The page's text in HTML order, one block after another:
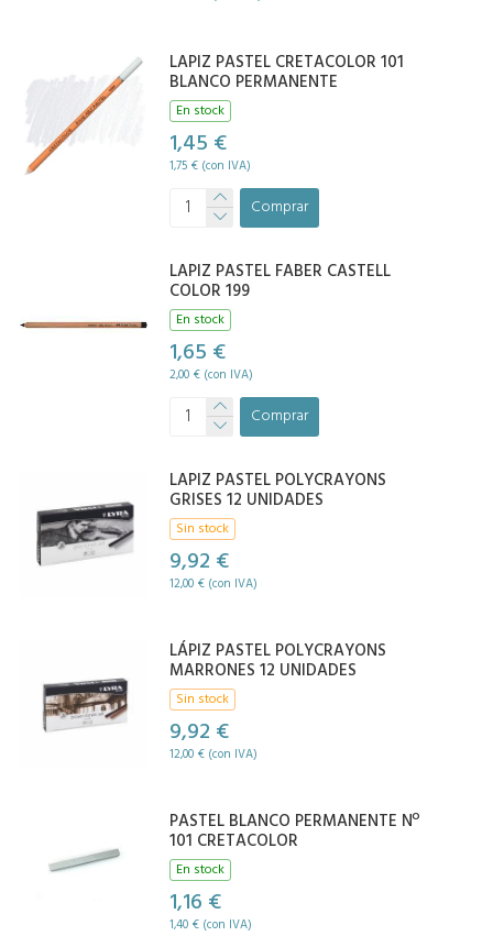
LAPIZ PASTEL CRETACOLOR 101
BLANCO PERMANENTE
En stock
1,45 €
1,75 € (con IVA)
Comprar
LAPIZ PASTEL FABER CASTELL
COLOR 199
En stock
1,65 €
2,00 € (con IVA)
Comprar
LAPIZ PASTEL POLYCRAYONS
GRISES 12 UNIDADES
Sin stock
9,92 €
12,00 € (con IVA)
LÁPIZ PASTEL POLYCRAYONS
MARRONES 12 UNIDADES
Sin stock
9,92 €
12,00 € (con IVA)
PASTEL BLANCO PERMANENTE Nº
101 CRETACOLOR
En stock
1,16 €
1,40 € (con IVA)